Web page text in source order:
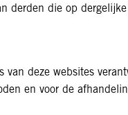
derden die op
deze websites
en voor de